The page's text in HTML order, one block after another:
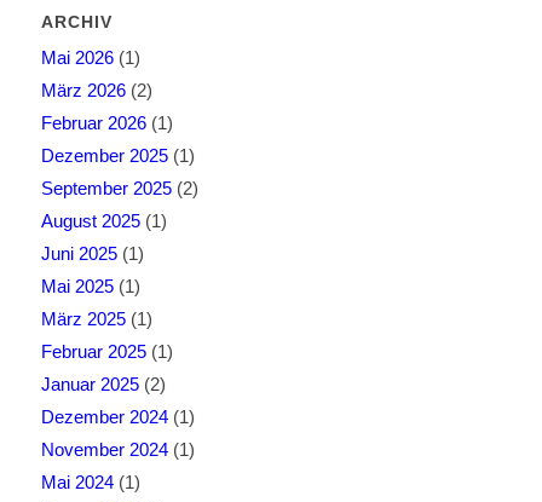
ARCHIV
Mai 2026(1)
März 2026(2)
Februar 2026(1)
Dezember 2025(1)
September 2025(2)
August 2025(1)
Juni 2025(1)
Mai 2025(1)
März 2025(1)
Februar 2025(1)
Januar 2025(2)
Dezember 2024(1)
November 2024(1)
Mai 2024(1)